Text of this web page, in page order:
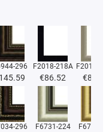
296
145.59
F2018-218A
€86.52
F2018-
€86.52
296 F6731-224 F6731-